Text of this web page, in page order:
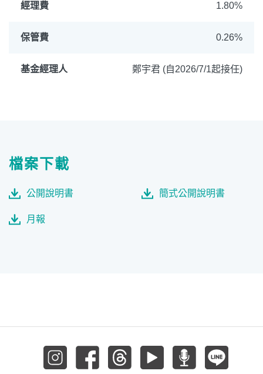
經理費 1.80%
保管費 0.26%
基金經理人 鄭宇君 (自2026/7/1起接任)
檔案下載
公開說明書 簡式公開說明書
月報